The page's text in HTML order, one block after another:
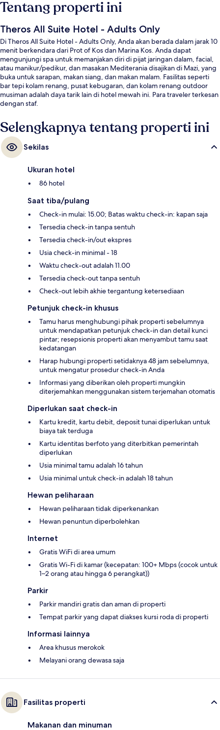
Tentang properti ini
Theros All Suite Hotel - Adults Only
Di Theros All Suite Hotel - Adults Only, Anda akan berada dalam jarak 10
menit berkendara dari Prot of Kos dan Marina Kos. Anda dapat
mengunjungi spa untuk memanjakan diri di pijat jaringan dalam, facial,
atau manikur/pedikur, dan masakan Mediterania disajikan di Mazi, yang
buka untuk sarapan, makan siang, dan makan malam. Fasilitas seperti
bar tepi kolam renang, pusat kebugaran, dan kolam renang outdoor
musiman adalah daya tarik lain di hotel mewah ini. Para traveler terkesan
dengan staf.
Selengkapnya tentang properti ini
Sekilas
Ukuran hotel
86 hotel
Saat tiba/pulang
Check-in mulai: 15.00; Batas waktu check-in: kapan saja
Tersedia check-in tanpa sentuh
Tersedia check-in/out ekspres
Usia check-in minimal - 18
Waktu check-out adalah 11.00
Tersedia check-out tanpa sentuh
Check-out lebih akhie tergantung ketersediaan
Petunjuk check-in khusus
Tamu harus menghubungi pihak properti sebelumnya
untuk mendapatkan petunjuk check-in dan detail kunci
pintar; resepsionis properti akan menyambut tamu saat
kedatangan
Harap hubungi properti setidaknya 48 jam sebelumnya,
untuk mengatur prosedur check-in Anda
Informasi yang diberikan oleh properti mungkin
diterjemahkan menggunakan sistem terjemahan otomatis
Diperlukan saat check-in
Kartu kredit, kartu debit, deposit tunai diperlukan untuk
biaya tak terduga
Kartu identitas berfoto yang diterbitkan pemerintah
diperlukan
Usia minimal tamu adalah 16 tahun
Usia minimal untuk check-in adalah 18 tahun
Hewan peliharaan
Hewan peliharaan tidak diperkenankan
Hewan penuntun diperbolehkan
Internet
Gratis WiFi di area umum
Gratis Wi-Fi di kamar (kecepatan: 100+ Mbps (cocok untuk
1–2 orang atau hingga 6 perangkat))
Parkir
Parkir mandiri gratis dan aman di properti
Tempat parkir yang dapat diakses kursi roda di properti
Informasi lainnya
Area khusus merokok
Melayani orang dewasa saja
Fasilitas properti
Makanan dan minuman